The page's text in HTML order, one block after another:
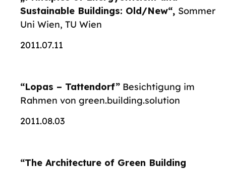
Sustainable Buildings: Old/New“, Sommer
Uni Wien, TU Wien
2011.07.11
“Lopas – Tattendorf” Besichtigung im
Rahmen von green.building.solution
2011.08.03
“The Architecture of Green Building